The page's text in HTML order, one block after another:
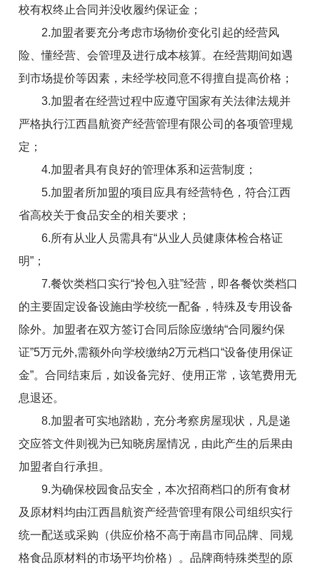
校有权终止合同并没收履约保证金；
2.加盟者要充分考虑市场物价变化引起的经营风
险、懂经营、会管理及进行成本核算。在经营期间如遇
到市场提价等因素，未经学校同意不得擅自提高价格；
3.加盟者在经营过程中应遵守国家有关法律法规并
严格执行江西昌航资产经营管理有限公司的各项管理规
定；
4.加盟者具有良好的管理体系和运营制度；
5.加盟者所加盟的项目应具有经营特色，符合江西
省高校关于食品安全的相关要求；
6.所有从业人员需具有“从业人员健康体检合格证
明”；
7.餐饮类档口实行“拎包入驻”经营，即各餐饮类档口
的主要固定设备设施由学校统一配备，特殊及专用设备
除外。加盟者在双方签订合同后除应缴纳“合同履约保
证”5万元外,需额外向学校缴纳2万元档口“设备使用保证
金”。合同结束后，如设备完好、使用正常，该笔费用无
息退还。
8.加盟者可实地踏勘，充分考察房屋现状，凡是递
交应答文件则视为已知晓房屋情况，由此产生的后果由
加盟者自行承担。
9.为确保校园食品安全，本次招商档口的所有食材
及原材料均由江西昌航资产经营管理有限公司组织实行
统一配送或采购（供应价格不高于南昌市同品牌、同规
格食品原材料的市场平均价格）。品牌商特殊类型的原